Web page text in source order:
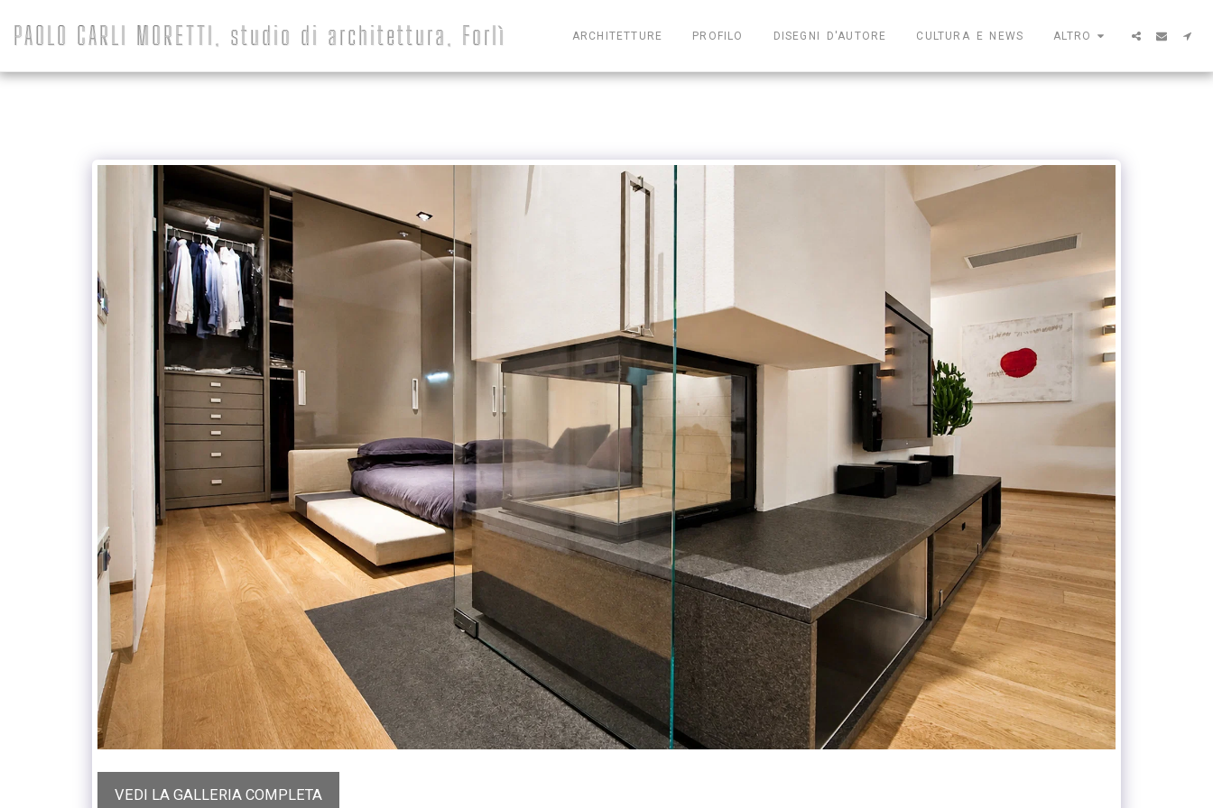
PAOLO CARLI MORETTI, studio di architettura, Forlì ARCHITETTURE PROFILO DISEGNI D'AUTORE CULTURA E NEWS ALTRO
VEDI LA GALLERIA COMPLETA